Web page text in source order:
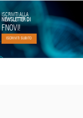
FNOVI!
ISCRIVITI SUBITO
ISCRIVITI ALLA
NEWSLETTER DI